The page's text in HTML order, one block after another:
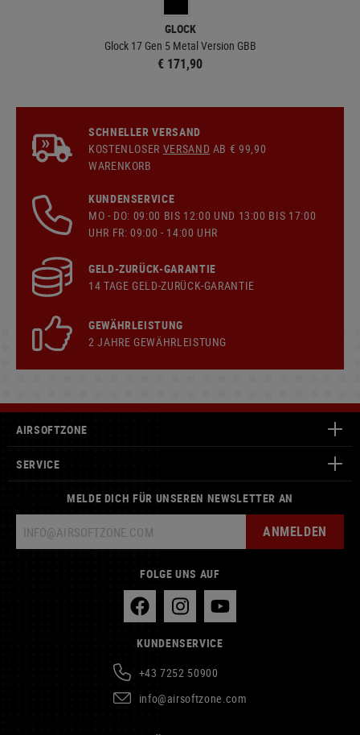
GLOCK
Glock 17 Gen 5 Metal Version GBB
€ 171,90
SCHNELLER VERSAND
KOSTENLOSER VERSAND AB € 99,90
WARENKORB
KUNDENSERVICE
MO - DO: 09:00 BIS 12:00 UND 13:00 BIS 17:00
UHR FR: 09:00 - 14:00 UHR
GELD-ZURÜCK-GARANTIE
14 TAGE GELD-ZURÜCK-GARANTIE
GEWÄHRLEISTUNG
2 JAHRE GEWÄHRLEISTUNG
AIRSOFTZONE
SERVICE
MELDE DICH FÜR UNSEREN NEWSLETTER AN
ANMELDEN
FOLGE UNS AUF
KUNDENSERVICE
+43 7252 50900
info@airsoftzone.com